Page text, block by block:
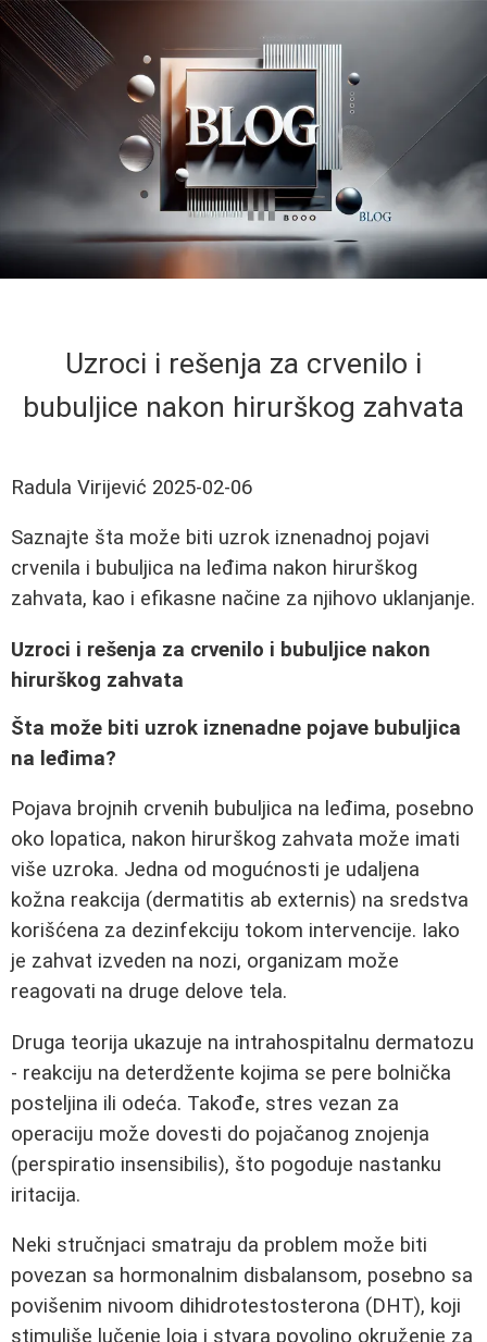
Uzroci i rešenja za crvenilo i
bubuljice nakon hirurškog zahvata
Radula Virijević 2025-02-06
Saznajte šta može biti uzrok iznenadnoj pojavi
crvenila i bubuljica na leđima nakon hirurškog
zahvata, kao i efikasne načine za njihovo uklanjanje.
Uzroci i rešenja za crvenilo i bubuljice nakon
hirurškog zahvata
Šta može biti uzrok iznenadne pojave bubuljica
na leđima?
Pojava brojnih crvenih bubuljica na leđima, posebno
oko lopatica, nakon hirurškog zahvata može imati
više uzroka. Jedna od mogućnosti je udaljena
kožna reakcija (dermatitis ab externis) na sredstva
korišćena za dezinfekciju tokom intervencije. Iako
je zahvat izveden na nozi, organizam može
reagovati na druge delove tela.
Druga teorija ukazuje na intrahospitalnu dermatozu
- reakciju na deterdžente kojima se pere bolnička
posteljina ili odeća. Takođe, stres vezan za
operaciju može dovesti do pojačanog znojenja
(perspiratio insensibilis), što pogoduje nastanku
iritacija.
Neki stručnjaci smatraju da problem može biti
povezan sa hormonalnim disbalansom, posebno sa
povišenim nivoom dihidrotestosterona (DHT), koji
stimuliše lučenje loja i stvara povoljno okruženje za